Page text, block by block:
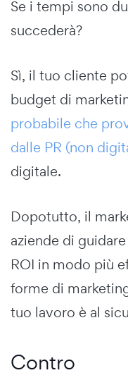
Se i tempi sono
succederà?
Sì, il tuo cliente
budget di
probabile che
dalle PR (non
digitale.
Dopotutto, il
aziende di
ROI in modo più
forme di
tuo lavoro è al
Contro